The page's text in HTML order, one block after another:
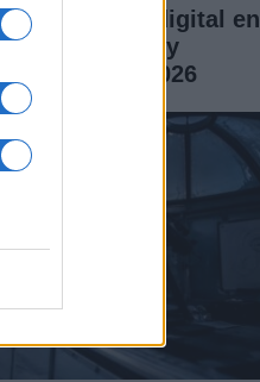
digital en
desafíos y
en 2026